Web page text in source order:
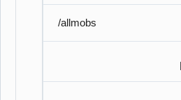
/allmobs